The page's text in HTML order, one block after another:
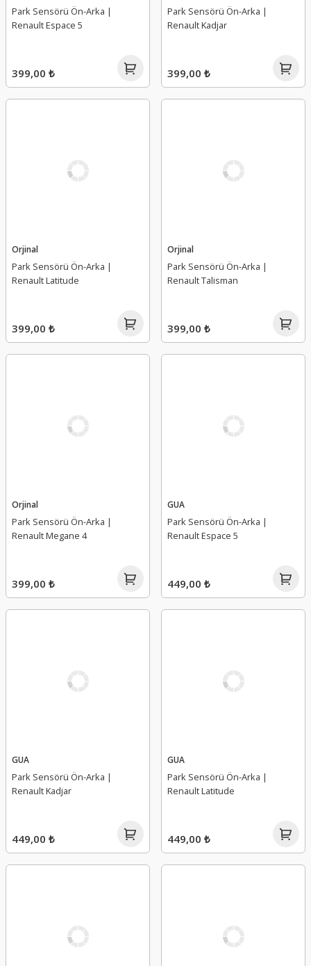
Park Sensörü Ön-Arka |
Renault Espace 5
399,00 ₺
Park Sensörü Ön-Arka |
Renault Kadjar
399,00 ₺
Orjinal
Park Sensörü Ön-Arka |
Renault Latitude
399,00 ₺
Orjinal
Park Sensörü Ön-Arka |
Renault Talisman
399,00 ₺
Orjinal
Park Sensörü Ön-Arka |
Renault Megane 4
399,00 ₺
GUA
Park Sensörü Ön-Arka |
Renault Espace 5
449,00 ₺
GUA
Park Sensörü Ön-Arka |
Renault Kadjar
449,00 ₺
GUA
Park Sensörü Ön-Arka |
Renault Latitude
449,00 ₺